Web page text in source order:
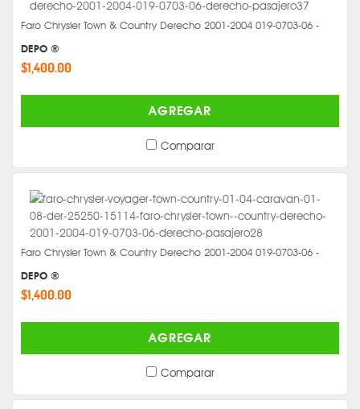
Faro Chrysler Town & Country Derecho 2001-2004 019-0703-06 -
DEPO ®
$1,400.00
AGREGAR
Comparar
Faro Chrysler Town & Country Derecho 2001-2004 019-0703-06 -
DEPO ®
$1,400.00
AGREGAR
Comparar